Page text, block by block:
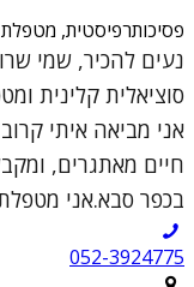
פסיכותרפיסטית, מטפלת CBT
נעים להכיר, שמי
חיים מאתגרים,
בכפר סבא.אני
052-3924775